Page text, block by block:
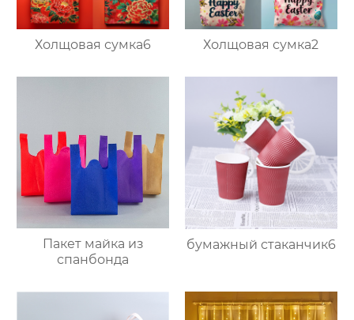
Холщовая сумка6 Холщовая сумка2
Пакет майка из
спанбонда
бумажный стаканчик6